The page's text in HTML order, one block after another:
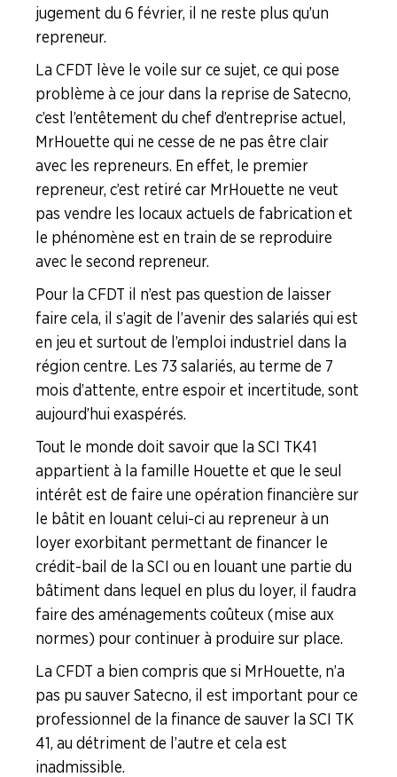
jugement du 6 février, il ne reste plus qu’un
repreneur.
La CFDT lève le voile sur ce sujet, ce qui pose
problème à ce jour dans la reprise de Satecno,
c’est l’entêtement du chef d’entreprise actuel,
Mr Houette qui ne cesse de ne pas être clair
avec les repreneurs. En effet, le premier
repreneur, c’est retiré car Mr Houette ne veut
pas vendre les locaux actuels de fabrication et
le phénomène est en train de se reproduire
avec le second repreneur.
Pour la CFDT il n’est pas question de laisser
faire cela, il s’agit de l’avenir des salariés qui est
en jeu et surtout de l’emploi industriel dans la
région centre. Les 73 salariés, au terme de 7
mois d’attente, entre espoir et incertitude, sont
aujourd’hui exaspérés.
Tout le monde doit savoir que la SCI TK41
appartient à la famille Houette et que le seul
intérêt est de faire une opération financière sur
le bâtit en louant celui-ci au repreneur à un
loyer exorbitant permettant de financer le
crédit-bail de la SCI ou en louant une partie du
bâtiment dans lequel en plus du loyer, il faudra
faire des aménagements coûteux (mise aux
normes) pour continuer à produire sur place.
La CFDT a bien compris que si Mr Houette, n’a
pas pu sauver Satecno, il est important pour ce
professionnel de la finance de sauver la SCI TK
41, au détriment de l’autre et cela est
inadmissible.